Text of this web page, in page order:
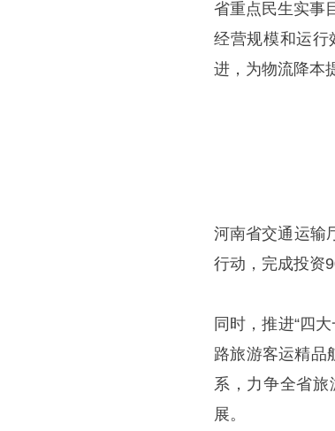
省重点民生实事
经营规模和运行
进，为物流降本
河南省交通运输
行动，完成投资
同时，推进“四
路旅游客运精品
系，力争全省
展。